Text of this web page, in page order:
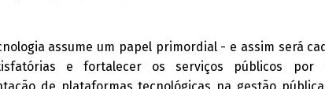
assume um papel primordial - e assim será
e fortalecer os serviços públicos por
de plataformas tecnológicas na gestão